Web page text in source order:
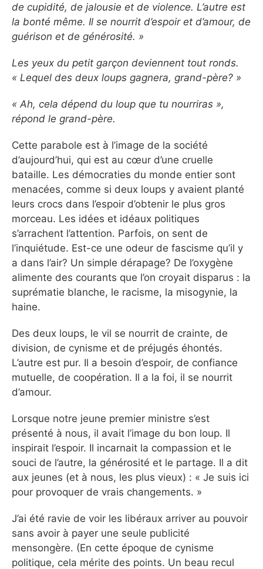
de cupidité, de jalousie et de violence. L’autre est
la bonté même. Il se nourrit d’espoir et d’amour, de
guérison et de générosité. »
Les yeux du petit garçon deviennent tout ronds.
« Lequel des deux loups gagnera, grand-père? »
« Ah, cela dépend du loup que tu nourriras »,
répond le grand-père.
Cette parabole est à l’image de la société
d’aujourd’hui, qui est au cœur d’une cruelle
bataille. Les démocraties du monde entier sont
menacées, comme si deux loups y avaient planté
leurs crocs dans l’espoir d’obtenir le plus gros
morceau. Les idées et idéaux politiques
s’arrachent l’attention. Parfois, on sent de
l’inquiétude. Est-ce une odeur de fascisme qu’il y
a dans l’air? Un simple dérapage? De l’oxygène
alimente des courants que l’on croyait disparus : la
suprématie blanche, le racisme, la misogynie, la
haine.
Des deux loups, le vil se nourrit de crainte, de
division, de cynisme et de préjugés éhontés.
L’autre est pur. Il a besoin d’espoir, de confiance
mutuelle, de coopération. Il a la foi, il se nourrit
d’amour.
Lorsque notre jeune premier ministre s’est
présenté à nous, il avait l’image du bon loup. Il
inspirait l’espoir. Il incarnait la compassion et le
souci de l’autre, la générosité et le partage. Il a dit
aux jeunes (et à nous, les plus vieux) : « Je suis ici
pour provoquer de vrais changements. »
J’ai été ravie de voir les libéraux arriver au pouvoir
sans avoir à payer une seule publicité
mensongère. (En cette époque de cynisme
politique, cela mérite des points. Un beau recul